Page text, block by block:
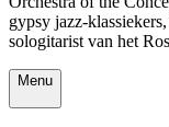
gypsy jazz-
sologitarist van het
Menu